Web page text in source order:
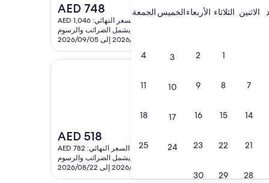
الأحد
الاثنين الاثنين
الثلاثاء الثلاثاء
الأربعاءالأربعاء
الخميس الخميس
الجمعة
1
2
3
4
7
8
9
10
11
14
15
16
17
18
21
22
23
24
25
28
29
30
السعر
الحالي
هو
AED
748
AED 748
السعر النهائي: AED 1,046
يشمل الضرائب والرسوم
السعر
الحالي
هو
AED
518
AED 518
السعر النهائي: AED 782
يشمل الضرائب والرسوم